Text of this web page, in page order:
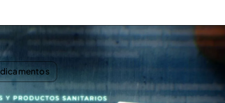
de la homeopatía: "Hay intereses detrás"